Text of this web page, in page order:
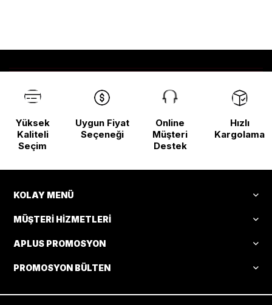
Yüksek
Kaliteli
Seçim
Uygun Fiyat
Seçeneği
Online
Müşteri
Destek
Hızlı
Kargolama
KOLAY MENÜ
MÜŞTERI HIZMETLERI
APLUS PROMOSYON
PROMOSYON BÜLTEN